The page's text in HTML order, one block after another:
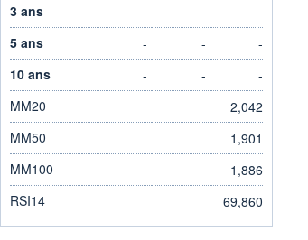
3 ans
- -
-
5 ans
- -
-
10 ans
- -
-
MM20
2,042
MM50
1,901
MM100
1,886
RSI14
69,860